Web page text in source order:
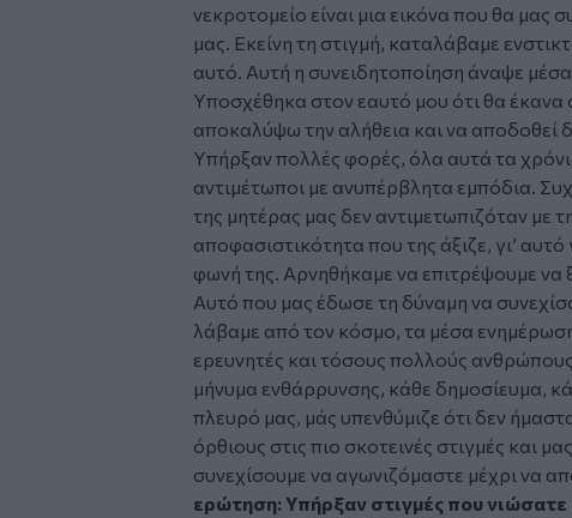
νεκροτομείο είναι μια εικόνα που θα μας
μας. Εκείνη τη στιγμή, καταλάβαμε
αυτό. Αυτή η συνειδητοποίηση άναψε
Υποσχέθηκα στον εαυτό μου ότι θα έκανα
αποκαλύψω την αλήθεια και να αποδοθεί
Υπήρξαν πολλές φορές, όλα αυτά τα
αντιμέτωποι με ανυπέρβλητα εμπόδια.
της μητέρας μας δεν αντιμετωπιζόταν με
αποφασιστικότητα που της άξιζε, γι’
φωνή της. Αρνηθήκαμε να επιτρέψουμε να
Αυτό που μας έδωσε τη δύναμη να
λάβαμε από τον κόσμο, τα μέσα
ερευνητές και τόσους πολλούς
μήνυμα ενθάρρυνσης, κάθε δημοσίευμα,
πλευρό μας, μάς υπενθύμιζε ότι δεν
όρθιους στις πιο σκοτεινές στιγμές και
συνεχίσουμε να αγωνιζόμαστε μέχρι να
ερώτηση: Υπήρξαν στιγμές που